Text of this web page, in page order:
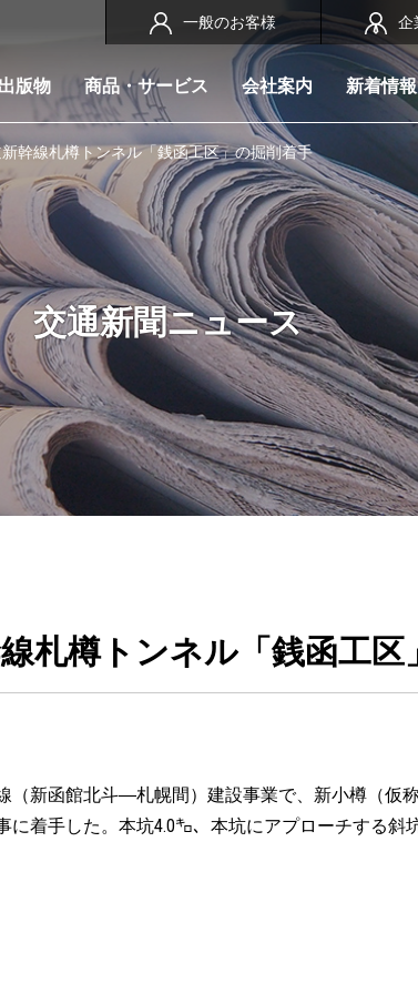
出版物 商品・サービス 会社案内 新着情報
一般のお客様 企
幹線札樽トンネル「銭函工区」の掘削着手
交通新聞ニュース
札樽トンネル「銭函工区
新函館北斗―札幌間）建設事業で、新小樽（仮
着手した。本坑4.0㌔、本坑にアプローチする斜